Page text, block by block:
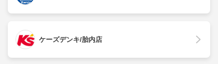
ケーズデンキ/胎内店